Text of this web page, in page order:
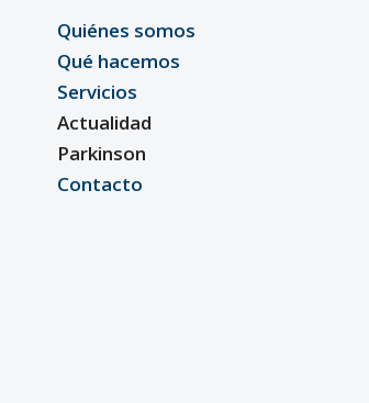
Quiénes somos
Qué hacemos
Servicios
Actualidad
Parkinson
Contacto